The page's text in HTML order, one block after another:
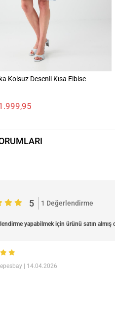
Kolsuz Desenli Kısa Elbise
5 1 Değerlendirme
yapabilmek için ürünü satın almış
| 14.04.2026